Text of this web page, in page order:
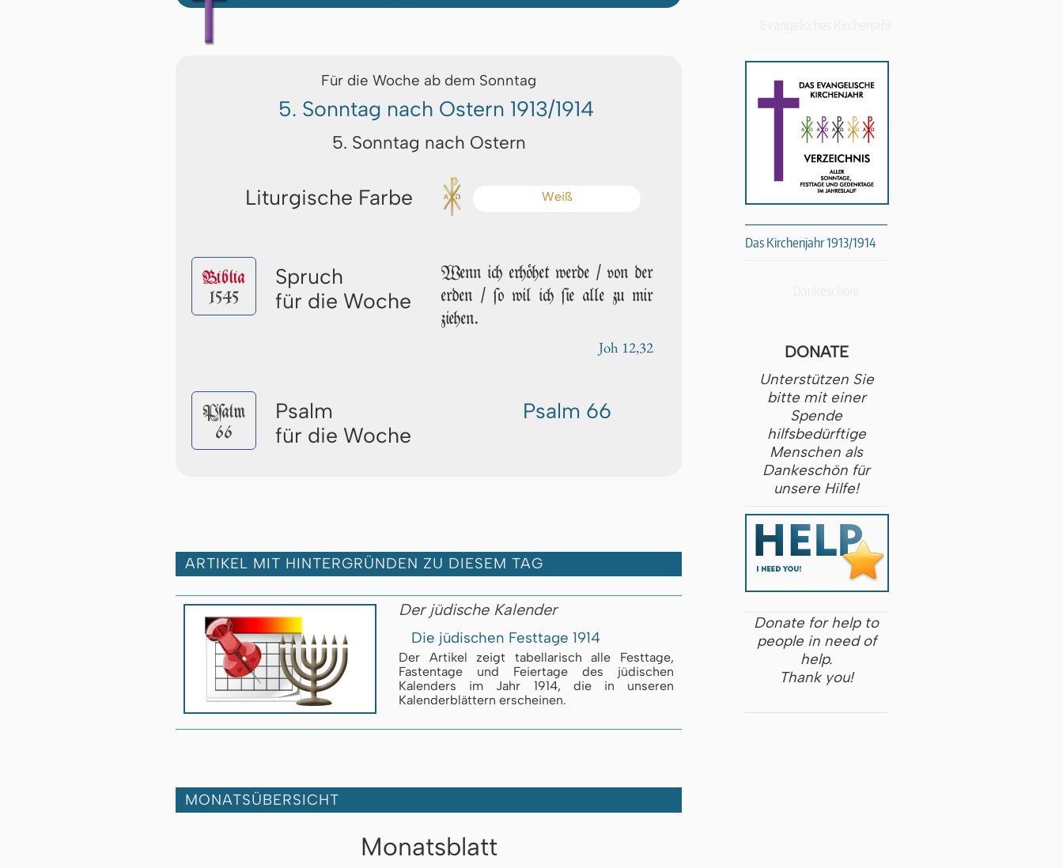
Für die Woche ab dem Sonntag
5. Sonntag nach Ostern 1913/1914
5. Sonntag nach Ostern
Liturgische Farbe Weiß
Biblia
1545
Spruch
für die Woche
Wenn ich erhöhet wer­de / von der
erden / ſo wil ich ſie alle zu mir
ziehen.
Joh 12,32
Pſalm
66
Psalm
für die Woche
Psalm 66
ARTIKEL MIT HINTERGRÜNDEN ZU DIESEM TAG
Der jüdische Kalender
Die jüdischen Festtage 1914
Der Artikel zeigt tabellarisch alle Festtage,
Fastentage und Feiertage des jüdischen
Kalenders im Jahr 1914, die in unseren
Kalenderblättern erscheinen.
MONATSÜBERSICHT
Monatsblatt
Das Kirchenjahr 1913/1914
DONATE
Unterstützen Sie
bitte mit einer
Spende
hilfsbedürftige
Menschen als
Dankeschön für
unsere Hilfe!
Donate for help to
people in need of
help.
Thank you!